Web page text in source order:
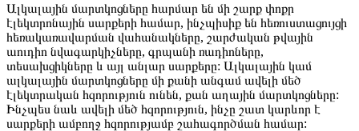
Ալկալային մարտկոցները հարմար են մի շարք փոքր
էլեկտրոնային սարքերի համար, ինչպիսիք են հեռուստացույցի
հեռակառավարման վահանակները, շարժական թվային
աուդիո նվագարկիչները, գրպանի ռադիոները,
տեսախցիկները և այլ անլար սարքերը: Ալկալային կամ
ալկալային մարտկոցները մի քանի անգամ ավելի մեծ
էլեկտրական հզորություն ունեն, քան աղային մարտկոցները:
Ինչպես նաև ավելի մեծ հզորություն, ինչը շատ կարևոր է
սարքերի ամբողջ հզորությամբ շահագործման համար: